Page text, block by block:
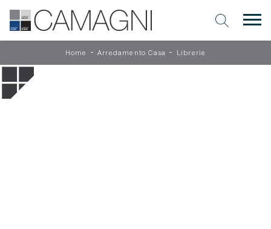
Home - Arredamento Casa - Librerie